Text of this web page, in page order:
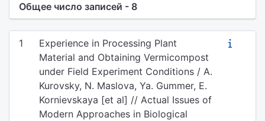
Общее число записей - 8
1
Experience in Processing Plant
Material and Obtaining Vermicompost
under Field Experiment Conditions / A.
Kurovsky, N. Maslova, Ya. Gummer, E.
Kornievskaya [et al] // Actual Issues of
Modern Approaches in Biological